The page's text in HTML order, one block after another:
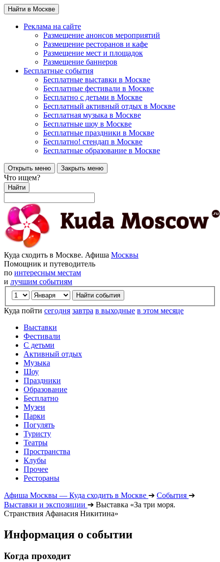
Найти в Москве
Реклама на сайте
Размещение анонсов мероприятий
Размещение ресторанов и кафе
Размещение мест и площадок
Размещение баннеров
Бесплатные события
Бесплатные выставки в Москве
Бесплатные фестивали в Москве
Бесплатно с детьми в Москве
Бесплатный активный отдых в Москве
Бесплатная музыка в Москве
Бесплатные шоу в Москве
Бесплатные праздники в Москве
Бесплатно! стендап в Москве
Бесплатные образование в Москве
Открыть меню Закрыть меню
Что ищем?
Найти
Куда сходить в Москве. Афиша Москвы
Помощник и путеводитель
по интересным местам
и лучшим событиям
Куда пойти сегодня завтра в выходные в этом месяце
Выставки
Фестивали
С детьми
Активный отдых
Музыка
Шоу
Праздники
Образование
Бесплатно
Музеи
Парки
Погулять
Туристу
Театры
Пространства
Клубы
Прочее
Рестораны
Афиша Москвы — Куда сходить в Москве ➔ События ➔
Выставки и экспозиции ➔ Выставка «За три моря.
Странствия Афанасия Никитина»
Информация о событии
Когда проходит